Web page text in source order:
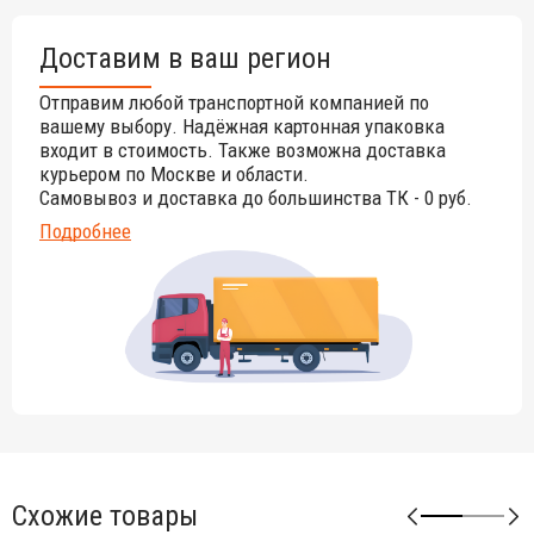
Доставим в ваш регион
Отправим любой транспортной компанией по
вашему выбору. Надёжная картонная упаковка
входит в стоимость. Также возможна доставка
курьером по Москве и области.
Самовывоз и доставка до большинства ТК - 0 руб.
Подробнее
Схожие товары